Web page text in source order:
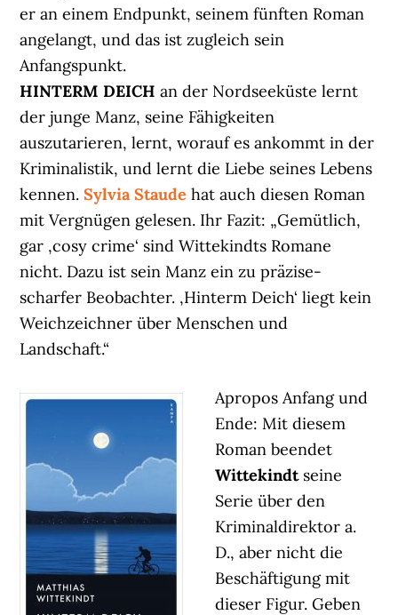
er an einem Endpunkt, seinem fünften Roman
angelangt, und das ist zugleich sein
Anfangspunkt.
HINTERM DEICHan der Nordseeküste lernt
der junge Manz, seine Fähigkeiten
auszutarieren, lernt, worauf es ankommt in der
Kriminalistik, und lernt die Liebe seines Lebens
kennen.Sylvia Staude hat auch diesen Roman
mit Vergnügen gelesen. Ihr Fazit: „Gemütlich,
gar ‚cosy crime‘ sind Wittekindts Romane
nicht. Dazu ist sein Manz ein zu präzise-
scharfer Beobachter. ‚Hinterm Deich‘ liegt kein
Weichzeichner über Menschen und
Landschaft.“
Apropos Anfang und
Ende: Mit diesem
Roman beendet
Wittekindt seine
Serie über den
Kriminaldirektor a.
D., aber nicht die
Beschäftigung mit
dieser Figur. Geben